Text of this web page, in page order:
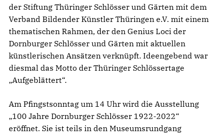
der Stiftung Thüringer Schlösser und Gärten mit dem
Verband Bildender Künstler Thüringen e.V. mit einem
thematischen Rahmen, der den Genius Loci der
Dornburger Schlösser und Gärten mit aktuellen
künstlerischen Ansätzen verknüpft. Ideengebend war
diesmal das Motto der Thüringer Schlössertage
„Aufgeblättert“.
Am Pfingstsonntag um 14 Uhr wird die Ausstellung
„100 Jahre Dornburger Schlösser 1922-2022“
eröffnet. Sie ist teils in den Museumsrundgang